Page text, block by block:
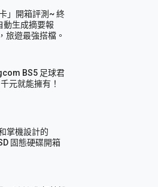
」開箱評測~ 終
動生成摘要報
旅遊最強搭檔。
BS5 足球君
元就能擁有！
掌機設計的
固態硬碟開箱